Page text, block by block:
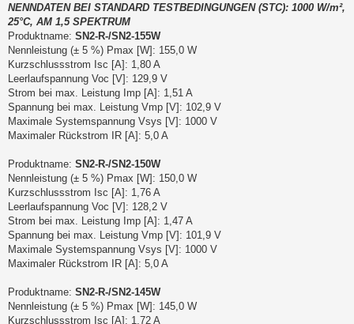
NENNDATEN BEI STANDARD TESTBEDINGUNGEN (STC): 1000 W/m²,
25°C, AM 1,5 SPEKTRUM
Produktname: SN2-R-/SN2-155W
Nennleistung (± 5 %) Pmax [W]: 155,0 W
Kurzschlussstrom Isc [A]: 1,80 A
Leerlaufspannung Voc [V]: 129,9 V
Strom bei max. Leistung Imp [A]: 1,51 A
Spannung bei max. Leistung Vmp [V]: 102,9 V
Maximale Systemspannung Vsys [V]: 1000 V
Maximaler Rückstrom IR [A]: 5,0 A
Produktname: SN2-R-/SN2-150W
Nennleistung (± 5 %) Pmax [W]: 150,0 W
Kurzschlussstrom Isc [A]: 1,76 A
Leerlaufspannung Voc [V]: 128,2 V
Strom bei max. Leistung Imp [A]: 1,47 A
Spannung bei max. Leistung Vmp [V]: 101,9 V
Maximale Systemspannung Vsys [V]: 1000 V
Maximaler Rückstrom IR [A]: 5,0 A
Produktname: SN2-R-/SN2-145W
Nennleistung (± 5 %) Pmax [W]: 145,0 W
Kurzschlussstrom Isc [A]: 1,72 A